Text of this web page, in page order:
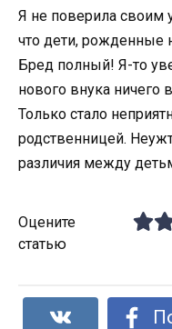
Я не поверила своим
что дети, рожденные
Бред полный! Я-то
нового внука ничего
Только стало
родственницей.
различия между
Оцените
статью